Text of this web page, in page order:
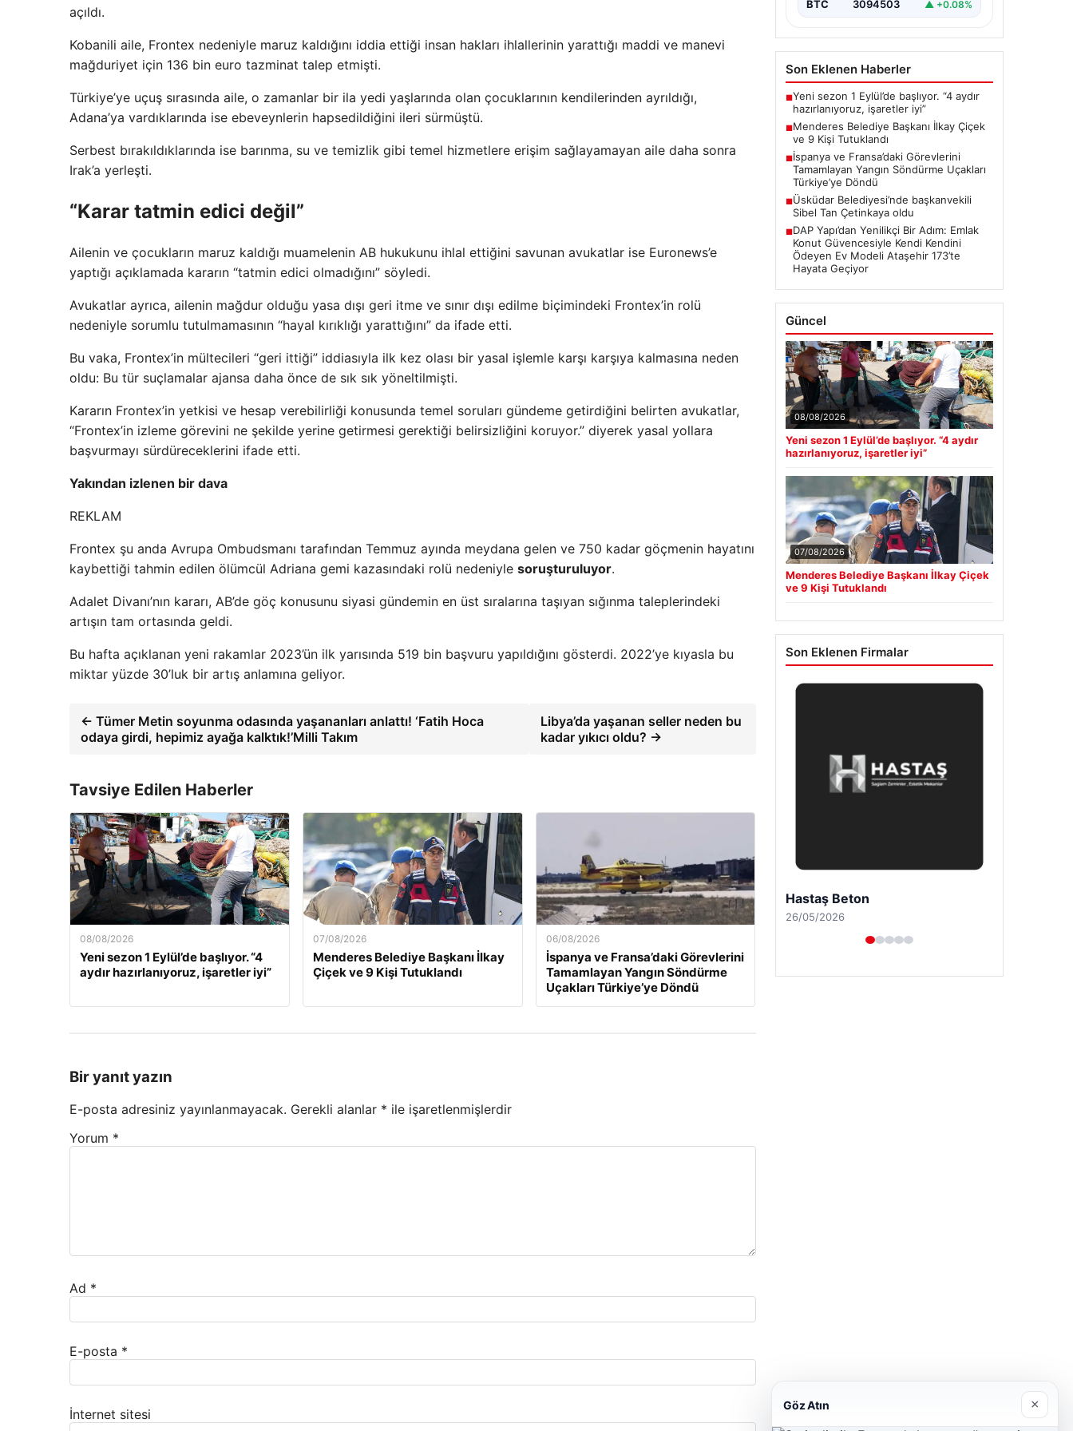
açıldı.
Kobanili aile, Frontex nedeniyle maruz kaldığını iddia ettiği insan hakları ihlallerinin yarattığı maddi ve manevi
mağduriyet için 136 bin euro tazminat talep etmişti.
Türkiye’ye uçuş sırasında aile, o zamanlar bir ila yedi yaşlarında olan çocuklarının kendilerinden ayrıldığı,
Adana’ya vardıklarında ise ebeveynlerin hapsedildiğini ileri sürmüştü.
Serbest bırakıldıklarında ise barınma, su ve temizlik gibi temel hizmetlere erişim sağlayamayan aile daha sonra
Irak’a yerleşti.
“Karar tatmin edici değil”
Ailenin ve çocukların maruz kaldığı muamelenin AB hukukunu ihlal ettiğini savunan avukatlar ise Euronews’e
yaptığı açıklamada kararın “tatmin edici olmadığını” söyledi.
Avukatlar ayrıca, ailenin mağdur olduğu yasa dışı geri itme ve sınır dışı edilme biçimindeki Frontex’in rolü
nedeniyle sorumlu tutulmamasının “hayal kırıklığı yarattığını” da ifade etti.
Bu vaka, Frontex’in mültecileri “geri ittiği” iddiasıyla ilk kez olası bir yasal işlemle karşı karşıya kalmasına neden
oldu: Bu tür suçlamalar ajansa daha önce de sık sık yöneltilmişti.
Kararın Frontex’in yetkisi ve hesap verebilirliği konusunda temel soruları gündeme getirdiğini belirten avukatlar,
“Frontex’in izleme görevini ne şekilde yerine getirmesi gerektiği belirsizliğini koruyor.” diyerek yasal yollara
başvurmayı sürdüreceklerini ifade etti.
Yakından izlenen bir dava
REKLAM
Frontex şu anda Avrupa Ombudsmanı tarafından Temmuz ayında meydana gelen ve 750 kadar göçmenin hayatını
kaybettiği tahmin edilen ölümcül Adriana gemi kazasındaki rolü nedeniyle soruşturuluyor.
Adalet Divanı’nın kararı, AB’de göç konusunu siyasi gündemin en üst sıralarına taşıyan sığınma taleplerindeki
artışın tam ortasında geldi.
Bu hafta açıklanan yeni rakamlar 2023’ün ilk yarısında 519 bin başvuru yapıldığını gösterdi. 2022’ye kıyasla bu
miktar yüzde 30’luk bir artış anlamına geliyor.
← Tümer Metin soyunma odasında yaşananları anlattı! ‘Fatih Hoca
odaya girdi, hepimiz ayağa kalktık!’Milli Takım
Libya’da yaşanan seller neden bu
kadar yıkıcı oldu? →
Tavsiye Edilen Haberler
08/08/2026
Yeni sezon 1 Eylül’de başlıyor. “4
aydır hazırlanıyoruz, işaretler iyi”
07/08/2026
Menderes Belediye Başkanı İlkay
Çiçek ve 9 Kişi Tutuklandı
06/08/2026
İspanya ve Fransa’daki Görevlerini
Tamamlayan Yangın Söndürme
Uçakları Türkiye’ye Döndü
Bir yanıt yazın
E-posta adresiniz yayınlanmayacak. Gerekli alanlar * ile işaretlenmişlerdir
Yorum *
Ad *
E-posta *
İnternet sitesi
BTC 3094503 ▲ +0.08%
Son Eklenen Haberler
■Yeni sezon 1 Eylül’de başlıyor. “4 aydır
hazırlanıyoruz, işaretler iyi”
■Menderes Belediye Başkanı İlkay Çiçek
ve 9 Kişi Tutuklandı
■İspanya ve Fransa’daki Görevlerini
Tamamlayan Yangın Söndürme Uçakları
Türkiye’ye Döndü
■Üsküdar Belediyesi’nde başkanvekili
Sibel Tan Çetinkaya oldu
■DAP Yapı’dan Yenilikçi Bir Adım: Emlak
Konut Güvencesiyle Kendi Kendini
Ödeyen Ev Modeli Ataşehir 173’te
Hayata Geçiyor
Güncel
08/08/2026
Yeni sezon 1 Eylül’de başlıyor. “4 aydır
hazırlanıyoruz, işaretler iyi”
07/08/2026
Menderes Belediye Başkanı İlkay Çiçek
ve 9 Kişi Tutuklandı
Son Eklenen Firmalar
Enes Kaplan Avukatlık Bürosu
28/04/2026
Göz Atın ×